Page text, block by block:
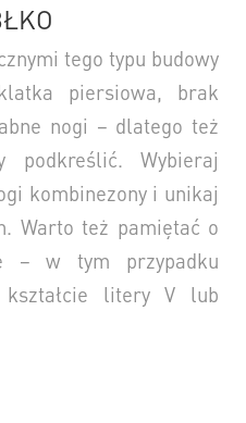
tego typu budowy
piersiowa, brak
nogi – dlatego też
podkreślić. Wybieraj
kombinezony i unikaj
Warto też pamiętać o
– w tym przypadku
litery V lub